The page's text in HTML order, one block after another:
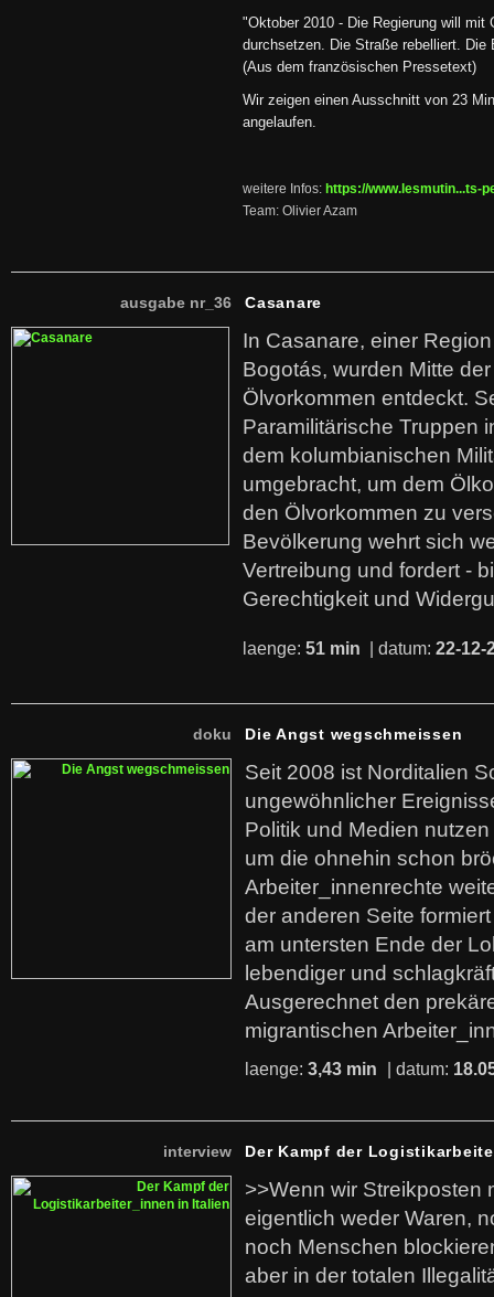
"Oktober 2010 - Die Regierung will mit
durchsetzen. Die Straße rebelliert. Die
(Aus dem französischen Pressetext)
Wir zeigen einen Ausschnitt von 23
angelaufen.
weitere Infos: https://www.lesmutin...ts-
Team: Olivier Azam
ausgabe nr_36 Casanare
In Casanare, einer
Bogotás, wurden Mitte
Ölvorkommen entdeckt.
Paramilitärische Truppen
dem kolumbianischen
umgebracht, um dem
den Ölvorkommen zu
Bevölkerung wehrt sich
Vertreibung und fordert -
Gerechtigkeit und
laenge: 51 min | datum: 22-12-
doku Die Angst wegschmeissen
Seit 2008 ist Norditalien
ungewöhnlicher
Politik und Medien
um die ohnehin schon
Arbeiter_innenrechte
der anderen Seite
am untersten Ende der
lebendiger und
Ausgerechnet den
migrantischen
laenge: 3,43 min | datum:
interview Der Kampf der
>>Wenn wir Streikposten
eigentlich weder Waren,
noch Menschen
aber in der totalen